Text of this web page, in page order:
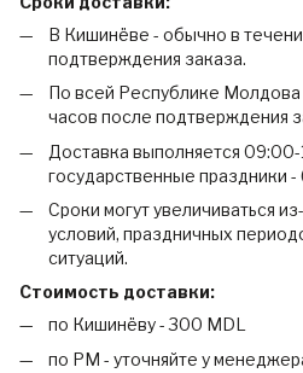
В Кишинёве - обычно в
подтверждения заказа.
По всей Республике
часов после подтверждения
Доставка выполняется
государственные праздники -
Сроки могут увеличиваться
условий, праздничных
ситуаций.
Стоимость доставки:
по Кишинёву - 300 MDL
по РМ - уточняйте у